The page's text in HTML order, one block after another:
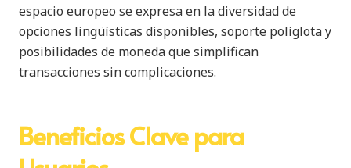
espacio europeo se expresa en la diversidad de
opciones lingüísticas disponibles, soporte políglota y
posibilidades de moneda que simplifican
transacciones sin complicaciones.
Beneficios Clave para